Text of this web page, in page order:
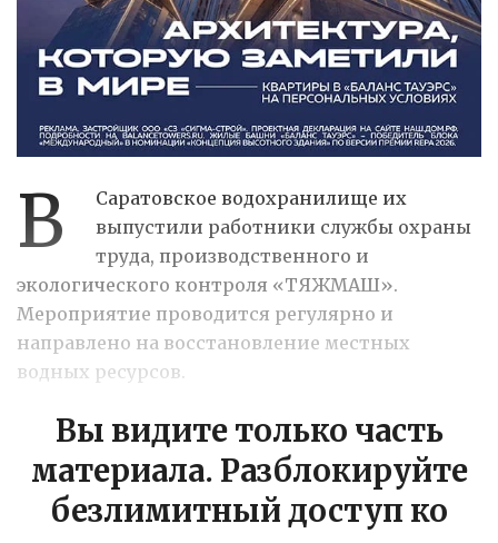
В
Саратовское водохранилище их
выпустили работники службы охраны
труда, производственного и
экологического контроля «ТЯЖМАШ».
Мероприятие проводится регулярно и
направлено на восстановление местных
водных ресурсов.
Вы видите только часть
материала. Разблокируйте
безлимитный доступ ко